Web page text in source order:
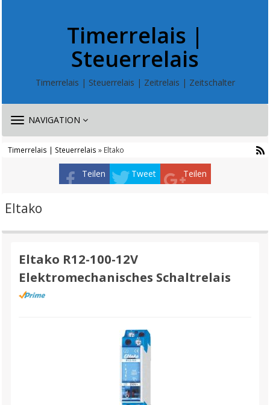
Timerrelais |
Steuerrelais
Timerrelais | Steuerrelais | Zeitrelais | Zeitschalter
TOGGLE
NAVIGATION
Timerrelais | Steuerrelais » Eltako
Teilen Tweet Teilen
Eltako
Eltako R12-100-12V
Elektromechanisches Schaltrelais